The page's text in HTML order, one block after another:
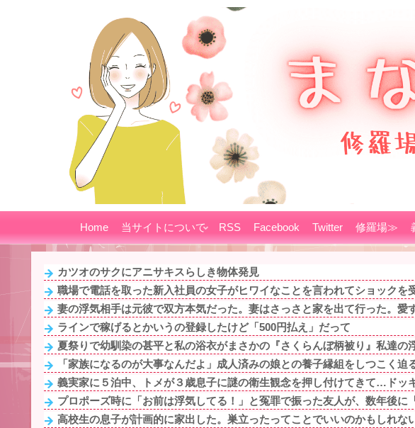
Home 当サイトについて RSS Facebook Twitter 修羅場≫
カツオのサクにアニサキスらしき物体発見
職場で電話を取った新入社員の女子がヒワイなことを言われてショックを
妻の浮気相手は元彼で双方本気だった。妻はさっさと家を出て行った。愛
ラインで稼げるとかいうの登録したけど「500円払え」だって
夏祭りで幼馴染の甚平と私の浴衣がまさかの『さくらんぼ柄被り』私達の
「家族になるのが大事なんだよ」成人済みの娘との養子縁組をしつこく迫
義実家に５泊中、トメが３歳息子に謎の衛生観念を押し付けてきて…ドッ
プロポーズ時に「お前は浮気してる！」と冤罪で振った友人が、数年後に
高校生の息子が計画的に家出した。巣立ったってことでいいのかもしれな